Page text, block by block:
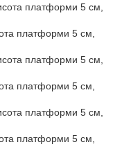
платформи 5 см,
платформи 5 см,
платформи 5 см,
платформи 5 см,
платформи 5 см,
платформи 5 см,